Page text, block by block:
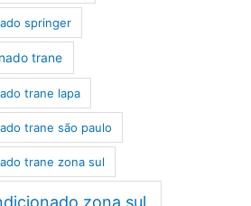
springer
trane
trane lapa
trane são paulo
trane zona sul